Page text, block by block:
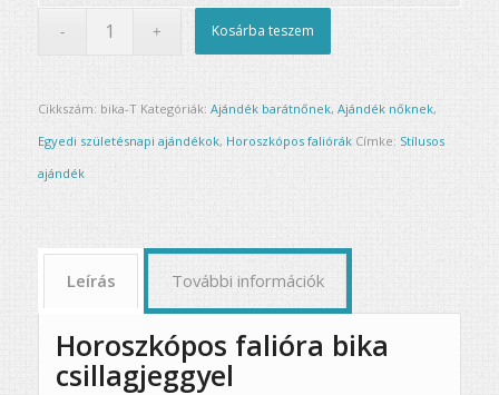
Kosárba teszem
Cikkszám: bika-T Kategóriák: Ajándék barátnőnek, Ajándék nőknek,
Egyedi születésnapi ajándékok, Horoszkópos faliórák Címke: Stílusos
ajándék
Leírás További információk
Horoszkópos falióra bika
csillagjeggyel